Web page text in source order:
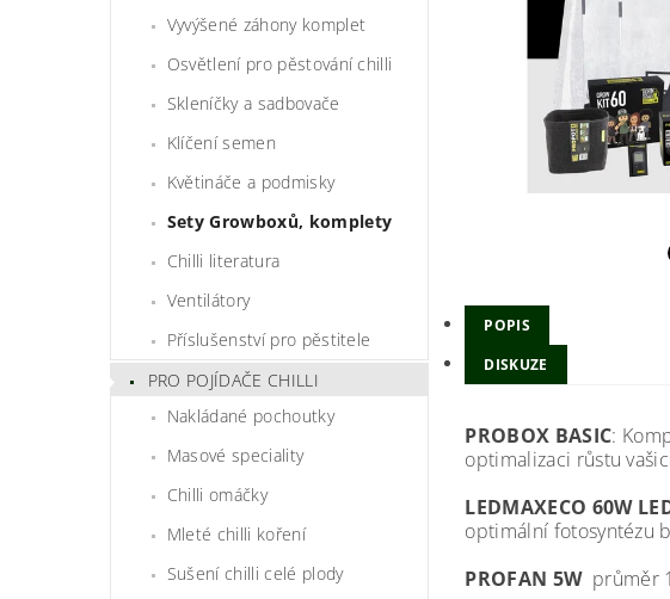
Vyvýšené záhony komplet
Osvětlení pro pěstování chilli
Skleníčky a sadbovače
Klíčení semen
Květináče a podmisky
Sety Growboxů, komplety
Chilli literatura
Ventilátory
Příslušenství pro pěstitele
PRO POJÍDAČE CHILLI
Nakládané pochoutky
Masové speciality
Chilli omáčky
Mleté chilli koření
Sušení chilli celé plody
POPIS
DISKUZE
PROBOX BASIC:
optimalizaci růstu
LEDMAXECO 60W
optimální fotosyntézu
PROFAN 5Wprůměr